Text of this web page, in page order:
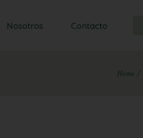
Nosotros Contacto
Home